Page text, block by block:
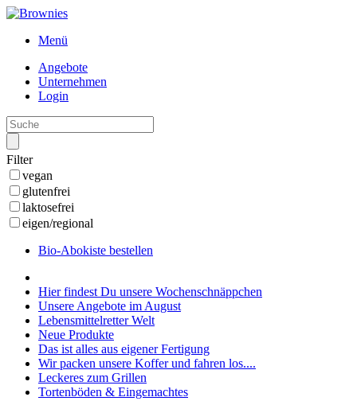
Menü
Angebote
Unternehmen
Login
Filter
vegan
glutenfrei
laktosefrei
eigen/regional
Bio-Abokiste bestellen
Hier findest Du unsere Wochenschnäppchen
Unsere Angebote im August
Lebensmittelretter Welt
Neue Produkte
Das ist alles aus eigener Fertigung
Wir packen unsere Koffer und fahren los....
Leckeres zum Grillen
Tortenböden & Eingemachtes